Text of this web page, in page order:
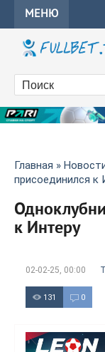
МЕНЮ
Главная »
присоединился к
к Интеру
02-02-25, 00:00
131 0